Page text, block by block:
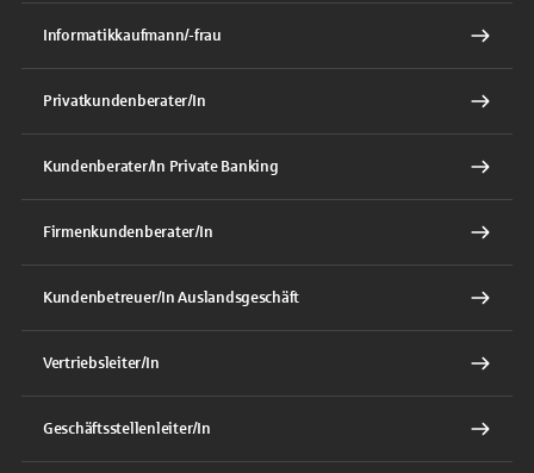
Informatikkaufmann/-frau
Privatkundenberater/In
Kundenberater/In Private Banking
Firmenkundenberater/In
Kundenbetreuer/In Auslandsgeschäft
Vertriebsleiter/In
Geschäftsstellenleiter/In